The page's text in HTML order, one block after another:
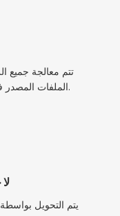
تتم معالجة جميع
الملفات المصدر فوراً وملفات الإخراج خلال 24 ساعة.
يتم التحويل بواسطة